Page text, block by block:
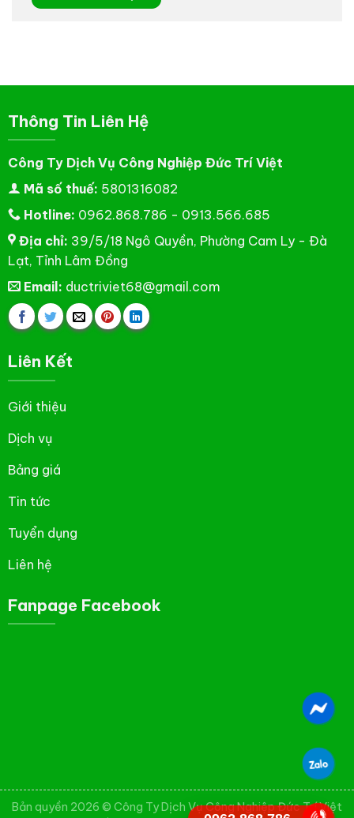
Thông Tin Liên Hệ
Công Ty Dịch Vụ Công Nghiệp Đức Trí Việt
Mã số thuế: 5801316082
Hotline: 0962.868.786 - 0913.566.685
Địa chỉ: 39/5/18 Ngô Quyền, Phường Cam Ly - Đà
Lạt, Tỉnh Lâm Đồng
Email: ductriviet68@gmail.com
Liên Kết
Giới thiệu
Dịch vụ
Bảng giá
Tin tức
Tuyển dụng
Liên hệ
Fanpage Facebook
Bản quyền 2026 © Công Ty Dịch Vụ Công Nghiệp Đức Trí Việt